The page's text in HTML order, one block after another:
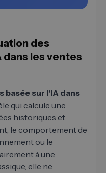
des
dans les ventes
basée sur l'IA dans
qui calcule une
historiques et
le comportement de
ou le
à une
elle ne